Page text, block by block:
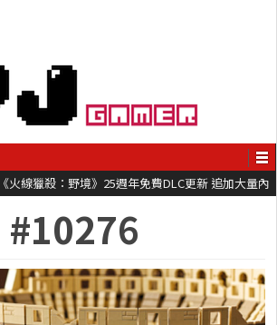
火線獵殺：野境》25週年免費DLC更新 追加大量內
時超平價折扣
#10276